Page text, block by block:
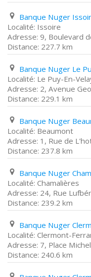
Issoire
9, Boulevard
227.7 km
Le Puy-En-
2, Avenue
229.1 km
Beaumont
1, Rue de
237.8 km
Chamalières
24, Rue
239.2 km
Clermont-
7, Place
240.6 km